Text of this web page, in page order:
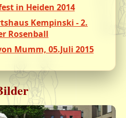
in Heiden 2014
Kempinski - 2.
Rosenball
Mumm, 05.Juli 2015